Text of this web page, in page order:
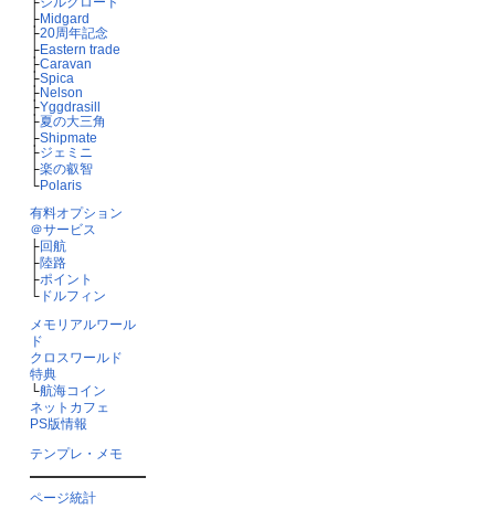
├Midgard
├20周年記念
├Eastern trade
├Caravan
├Spica
├Nelson
├Yggdrasill
├夏の大三角
├Shipmate
├ジェミニ
├楽の叡智
└Polaris
有料オプション
＠サービス
├回航
├陸路
├ポイント
└ドルフィン
メモリアルワール
ド
クロスワールド
特典
└航海コイン
ネットカフェ
PS版情報
テンプレ・メモ
ページ統計